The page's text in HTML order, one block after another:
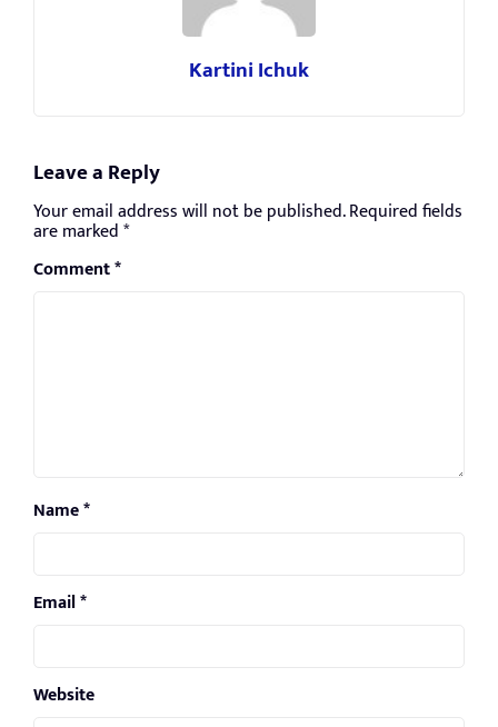
Kartini Ichuk
Leave a Reply
Your email address will not be published.Required fields
are marked*
Comment*
Name*
Email*
Website